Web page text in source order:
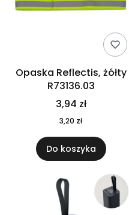
Opaska Reflectis, żółty
R73136.03
3,94 zł
3,20 zł
Do koszyka